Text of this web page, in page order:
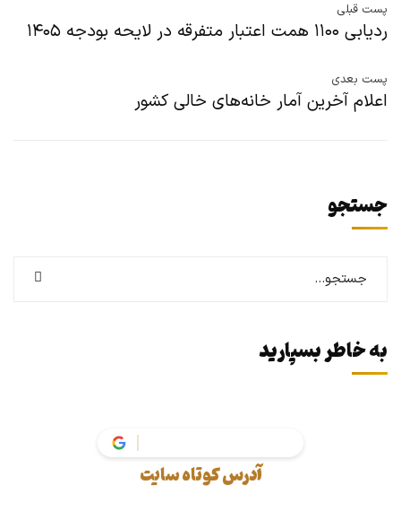
پست قبلی
ردیابی ۱۱۰۰ همت اعتبار متفرقه در لایحه بودجه ۱۴۰۵
پست بعدی
اعلام آخرین آمار خانه‌های خالی کشور
جستجو
به خاطر بسپارید
آدرس کوتاه سایت